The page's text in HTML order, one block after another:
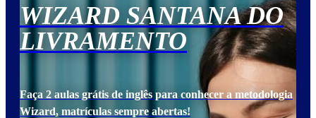
WIZARD SANTANA DO
LIVRAMENTO
Faça 2 aulas grátis de inglês para conhecer a metodologia
Wizard, matrículas sempre abertas!